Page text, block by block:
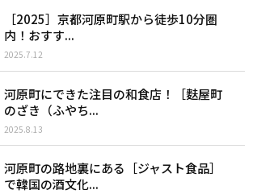
［2025］京都河原町駅から徒歩10分圏
内！おすす...
2025.7.12
河原町にできた注目の和食店！［麩屋町
のざき（ふやち...
2025.8.13
河原町の路地裏にある［ジャスト食品］
で韓国の酒文化...